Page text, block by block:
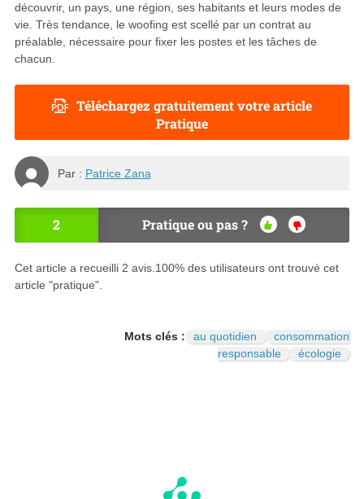
découvrir, un pays, une région, ses habitants et leurs modes de
vie. Très tendance, le woofing est scellé par un contrat au
préalable, nécessaire pour fixer les postes et les tâches de
chacun.
Téléchargez gratuitement votre article
Pratique
Par : Patrice Zana
2 Pratique ou pas ?
OU
NO
N
Cet article a recueilli 2 avis. 100% des utilisateurs ont trouvé cet
article "pratique".
Mots clés : au quotidien
consommation
responsable
écologie